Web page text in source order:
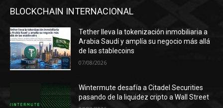
BLOCKCHAIN INTERNACIONAL
Tether lleva la tokenización inmobiliaria a
Arabia Saudí y amplía su negocio más allá
de las stablecoins
07/08/2026
Wintermute desafía a Citadel Securities
pasando de la liquidez cripto a Wall Street